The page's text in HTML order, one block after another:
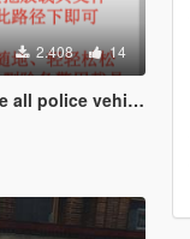
2.408 14
for LSPDFR 1.0